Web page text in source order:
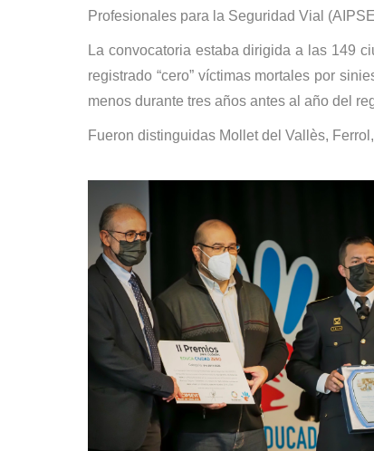
Profesionales para la Seguridad Vial
La convocatoria estaba dirigida a las 149
registrado “cero” víctimas mortales por
menos durante tres años antes al año del
Fueron distinguidas Mollet del Vallès,